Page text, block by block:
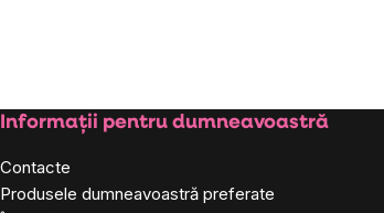
Subsol
Informații pentru dumneavoastră
Contacte
Produsele dumneavoastră preferate